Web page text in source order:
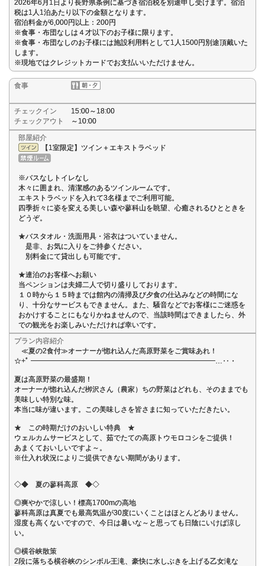
2026年6月1日より長野県条例に基づき宿泊税を別途申し受けます。宿泊
税は1人1泊あたり以下の金額となります。
宿泊料金が6,000円以上：200円
※食事・布団なしは４才以下のお子様に限ります。
※食事・布団なしのお子様には施設利用料として1人1500円別途頂戴いた
します。
※現地ではクレジットカードでお支払いいただけません。
食事
チェックイン
15:00～18:00
チェックアウト
～10:00
部屋紹介
【1室限定】ツイン＋エキストラベッド
※バスなしトイレなし
木々に囲まれ、清潔感のあるツインルームです。
エキストラベッドを入れて3名様までご利用可能。
四季折々に姿を変える美しい森や蓼科山を眺望、心癒されるひとときを
どうぞ。
★バスタオル・洗面用具・浴衣はついていません。
是非、お気に入りをご持参ください。
別料金にて貸出しも可能です。
★連泊のお客様へお願い
当ペンションは夫婦二人で切り盛りしております。
１０時から１５時までは館内の清掃及び夕食の仕込みなどの時間にな
り、十分なサービスもできません。また、騒音などでお客様にご迷惑を
おかけすることにもなりかねませんので、当該時間はできましたら、外
での観光をお楽しみいただければ幸いです。
プラン内容紹介
≪夏の2食付≫オーナーが惚れ込んだ高原野菜をご賞味あれ！
☆+ﾟ ━━━━━━━━━━━━━━━━━━━━━━━━━━…‥・
夏は高原野菜の最盛期！
オーナーが惚れ込んだ栁沢さん（農家）ちの野菜はどれも、そのままでも
美味しい特別な味。
本当に味が違います。この美味しさを皆さまに知っていただきたい。
★ この時期だけのおいしい特典 ★
ウェルカムサービスとして、茹でたての高原トウモロコシをご提供！
あまくておいしいですよ～。
※仕入れ状況によりご提供できない期間があります。
◇◆ 夏の蓼科高原 ◆◇
◎爽やかで涼しい！標高1700mの高地
蓼科高原は真夏でも最高気温が30度にいくことはほとんどありません。
湿度も高くないですので、今日は暑いな～と思っても日陰にいけば涼し
い。
◎横谷峡散策
2段に落ちる横谷峡のシンボル王滝、豪快に水しぶきを上げる乙女滝な